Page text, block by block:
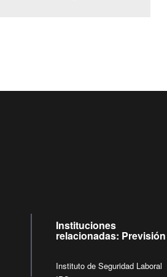
Instituciones
relacionadas: Previsión
Instituto de Seguridad Laboral